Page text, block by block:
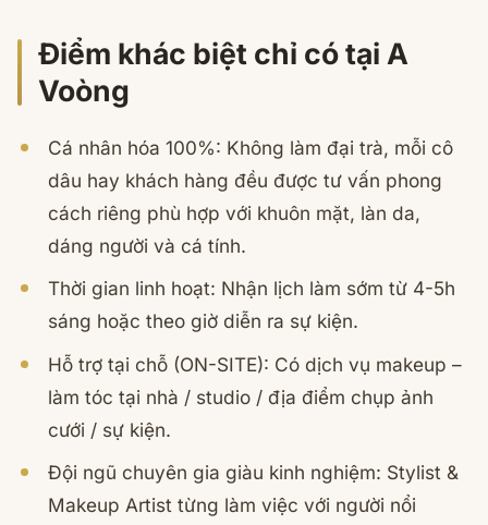
Điểm khác biệt chỉ có tại A
Voòng
Cá nhân hóa 100%: Không làm đại trà, mỗi cô
dâu hay khách hàng đều được tư vấn phong
cách riêng phù hợp với khuôn mặt, làn da,
dáng người và cá tính.
Thời gian linh hoạt: Nhận lịch làm sớm từ 4-5h
sáng hoặc theo giờ diễn ra sự kiện.
Hỗ trợ tại chỗ (ON-SITE): Có dịch vụ makeup –
làm tóc tại nhà / studio / địa điểm chụp ảnh
cưới / sự kiện.
Đội ngũ chuyên gia giàu kinh nghiệm: Stylist &
Makeup Artist từng làm việc với người nổi